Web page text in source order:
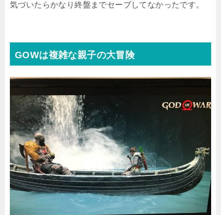
気づいたらかなり終盤までセーブしてなかったです。
GOWは複雑な親子の大冒険